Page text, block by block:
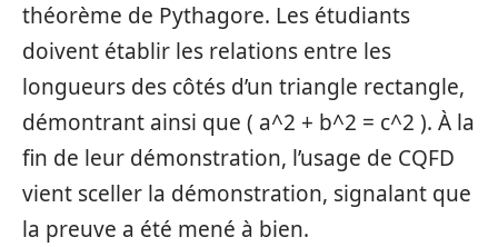
théorème de Pythagore. Les étudiants
doivent établir les relations entre les
longueurs des côtés d’un triangle rectangle,
démontrant ainsi que ( a^2 + b^2 = c^2 ). À la
fin de leur démonstration, l’usage de CQFD
vient sceller la démonstration, signalant que
la preuve a été mené à bien.